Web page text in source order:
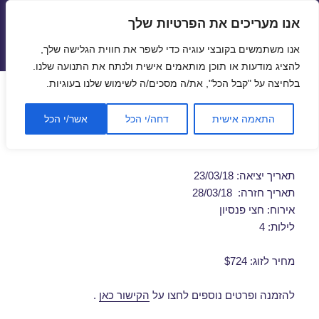
אנו מעריכים את הפרטיות שלך
אנו משתמשים בקובצי עוגיה כדי לשפר את חווית הגלישה שלך,
להציג מודעות או תוכן מותאמים אישית ולנתח את התנועה שלנו.
בלחיצה על "קבל הכל", את/ה מסכים/ה לשימוש שלנו בעוגיות.
התאמה אישית דחה/י הכל אשר/י הכל
תפריטים
ווידג'טים
חבילות נופש לורנה 23/03/2018
תאריך יציאה: 23/03/18
תאריך חזרה: 28/03/18
אירוח: חצי פנסיון
לילות: 4
מחיר לזוג: $724
להזמנה ופרטים נוספים לחצו על הקישור כאן .